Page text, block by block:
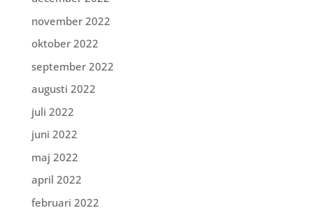
november 2022
oktober 2022
september 2022
augusti 2022
juli 2022
juni 2022
maj 2022
april 2022
februari 2022